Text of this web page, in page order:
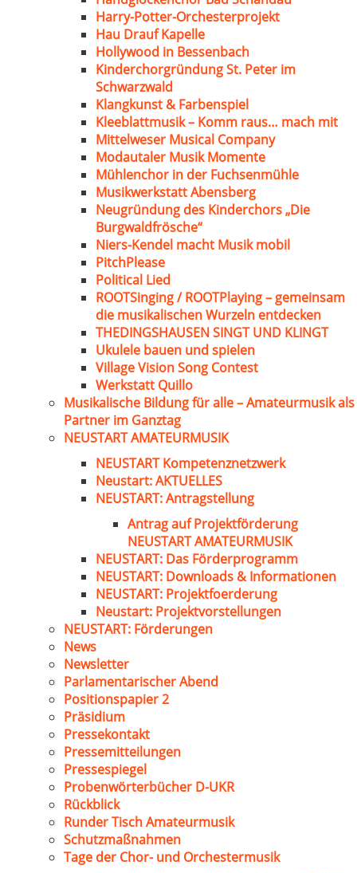
Harry-Potter-Orchesterprojekt
Hau Drauf Kapelle
Hollywood in Bessenbach
Kinderchorgründung St. Peter im
Schwarzwald
Klangkunst & Farbenspiel
Kleeblattmusik – Komm raus… mach mit
Mittelweser Musical Company
Modautaler Musik Momente
Mühlenchor in der Fuchsenmühle
Musikwerkstatt Abensberg
Neugründung des Kinderchors „Die
Burgwaldfrösche“
Niers-Kendel macht Musik mobil
PitchPlease
Political Lied
ROOTSinging / ROOTPlaying – gemeinsam
die musikalischen Wurzeln entdecken
THEDINGSHAUSEN SINGT UND KLINGT
Ukulele bauen und spielen
Village Vision Song Contest
Werkstatt Quillo
Musikalische Bildung für alle – Amateurmusik als
Partner im Ganztag
NEUSTART AMATEURMUSIK
NEUSTART Kompetenznetzwerk
Neustart: AKTUELLES
NEUSTART: Antragstellung
Antrag auf Projektförderung
NEUSTART AMATEURMUSIK
NEUSTART: Das Förderprogramm
NEUSTART: Downloads & Informationen
NEUSTART: Projektfoerderung
Neustart: Projektvorstellungen
NEUSTART: Förderungen
News
Newsletter
Parlamentarischer Abend
Positionspapier 2
Präsidium
Pressekontakt
Pressemitteilungen
Pressespiegel
Probenwörterbücher D-UKR
Rückblick
Runder Tisch Amateurmusik
Schutzmaßnahmen
Tage der Chor- und Orchestermusik